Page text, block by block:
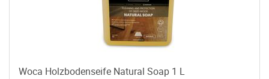
Woca Holzbodenseife Natural Soap 1 L